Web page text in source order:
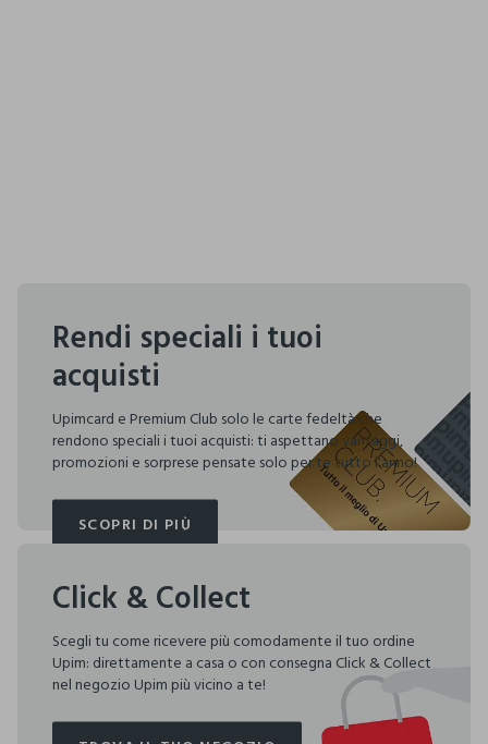
Rendi speciali i tuoi
acquisti
Upimcard e Premium Club solo le carte fedeltà che
rendono speciali i tuoi acquisti: ti aspettano vantaggi,
promozioni e sorprese pensate solo per te tutto l'anno!
SCOPRI DI PIÙ
SCOPRI DI PIÙ
Click & Collect
Scegli tu come ricevere più comodamente il tuo ordine
Upim: direttamente a casa o con consegna Click & Collect
nel negozio Upim più vicino a te!